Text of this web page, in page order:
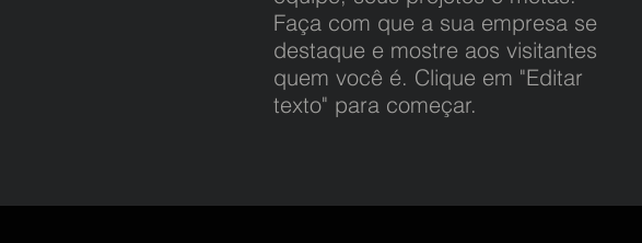
Faça com que a sua empresa se
destaque e mostre aos visitantes
quem você é. Clique em "Editar
texto" para começar.